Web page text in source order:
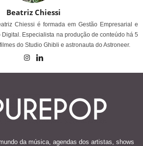
Beatriz Chiessi
Chiessi é formada em Gestão Empresarial e
Digital. Especialista na produção de conteúdo há 5
do Studio Ghibli e astronauta do Astroneer.
da música, agendas dos artistas, shows